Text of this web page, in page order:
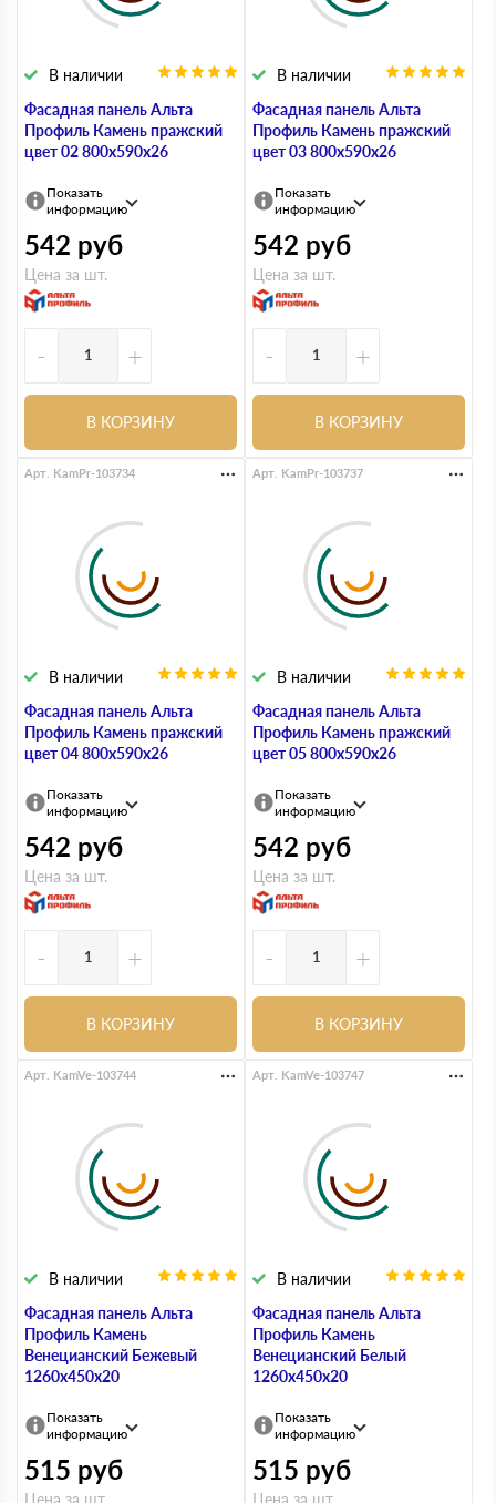
Фасадная панель Альта
Профиль Камень пражский
цвет 02 800х590х26
В наличии
Показать
информацию
542 руб
Цена за шт.
- +
В КОРЗИНУ
Фасадная панель Альта
Профиль Камень пражский
цвет 03 800х590х26
В наличии
Показать
информацию
542 руб
Цена за шт.
- +
В КОРЗИНУ
Фасадная панель Альта
Профиль Камень пражский
цвет 04 800х590х26
В наличии
Арт. KamPr-103734
Показать
информацию
542 руб
Цена за шт.
- +
В КОРЗИНУ
Фасадная панель Альта
Профиль Камень пражский
цвет 05 800х590х26
В наличии
Арт. KamPr-103737
Показать
информацию
542 руб
Цена за шт.
- +
В КОРЗИНУ
Фасадная панель Альта
Профиль Камень
Венецианский Бежевый
1260х450х20
В наличии
Арт. KamVe-103744
Показать
информацию
515 руб
Цена за шт.
Фасадная панель Альта
Профиль Камень
Венецианский Белый
1260х450х20
В наличии
Арт. KamVe-103747
Показать
информацию
515 руб
Цена за шт.